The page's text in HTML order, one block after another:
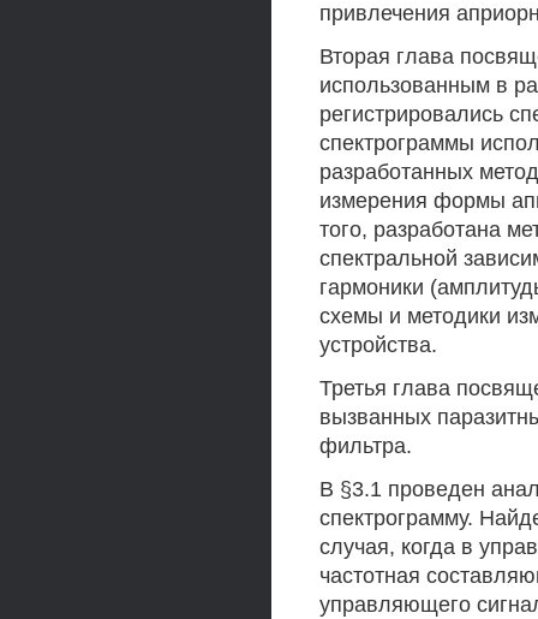
привлечения
Вторая глава
использованным в
регистрировались
спектрограммы
разработанных
измерения формы
того, разработана
спектральной
гармоники
схемы и методики
устройства.
Третья глава
вызванных
фильтра.
В §3.1 проведен
спектрограмму.
случая, когда в
частотная
управляющего